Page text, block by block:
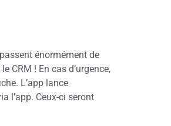
énormément de
CRM ! En cas d’urgence,
L’app lance
l’app. Ceux-ci seront